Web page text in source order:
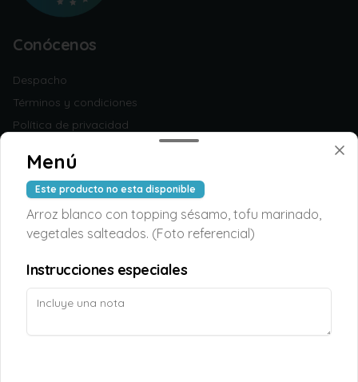
Conócenos
Despacho
Términos y condiciones
Política de privacidad
Redes sociales
Instagram
Facebook
Pedir
Iniciar sesión
Menú
Este producto no esta disponible
Arroz blanco con topping sésamo, tofu marinado,
vegetales salteados. (Foto referencial)
Instrucciones especiales